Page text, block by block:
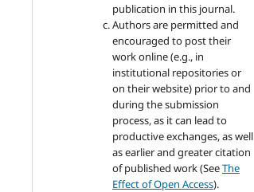
publication in this journal.
Authors are permitted and
encouraged to post their
work online (e.g., in
institutional repositories or
on their website) prior to and
during the submission
process, as it can lead to
productive exchanges, as well
as earlier and greater citation
of published work (SeeThe
Effect of Open Access).